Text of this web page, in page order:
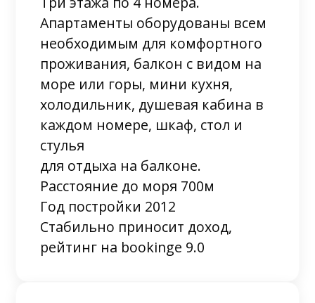
Апартаменты оборудованы всем
необходимым для комфортного
проживания, балкон с видом на
море или горы, мини кухня,
холодильник, душевая кабина в
каждом номере, шкаф, стол и
стулья
для отдыха на балконе.
Расстояние до моря 700м
Год постройки 2012
Стабильно приносит доход,
рейтинг на bookinge 9.0